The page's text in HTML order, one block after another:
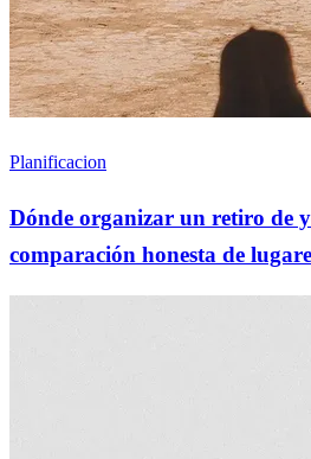
Planificacion
Dónde organizar un retiro de
comparación honesta de